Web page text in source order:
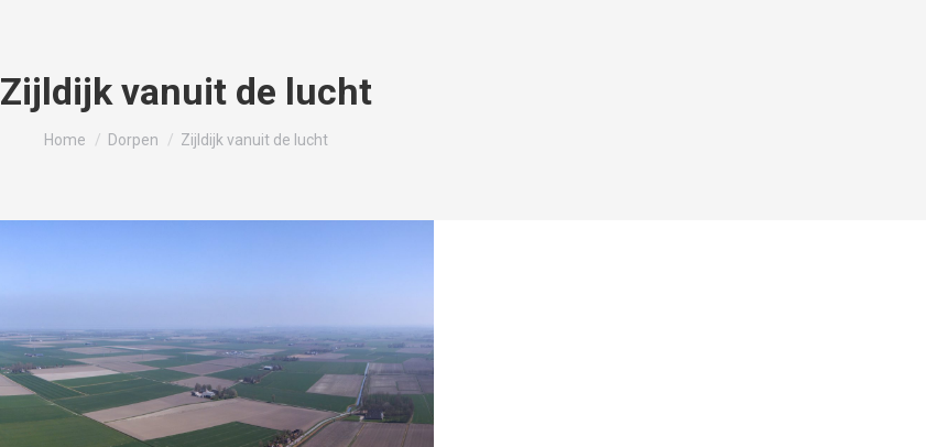
Zijldijk vanuit de lucht
Je bent hier:
Home Dorpen Zijldijk vanuit de lucht